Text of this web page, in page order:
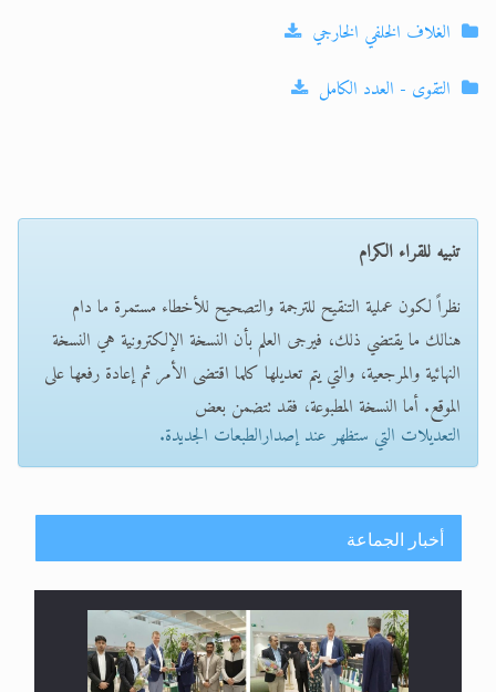
الغلاف الخلفي الخارجي
التقوى - العدد الكامل
تنبيه للقراء الكرام
نظراً لكون عملية التنقيح للترجمة والتصحيح للأخطاء مستمرة ما دام
هنالك ما يقتضي ذلك، فيرجى العلم بأن النسخة الإلكترونية هي النسخة
النهائية والمرجعية، والتي يتم تعديلها كلما اقتضى الأمر ثم إعادة رفعها على
الموقع. أما النسخة المطبوعة، فقد تتضمن بعض
التعديلات التي ستظهر عند إصدارالطبعات الجديدة.
أخبار الجماعة